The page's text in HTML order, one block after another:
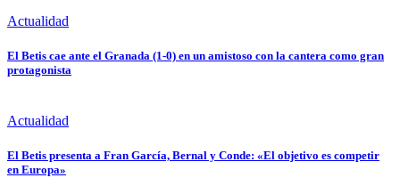
Actualidad
El Betis cae ante el Granada (1-0) en un amistoso con la cantera como gran
protagonista
Actualidad
El Betis presenta a Fran García, Bernal y Conde: «El objetivo es competir
en Europa»